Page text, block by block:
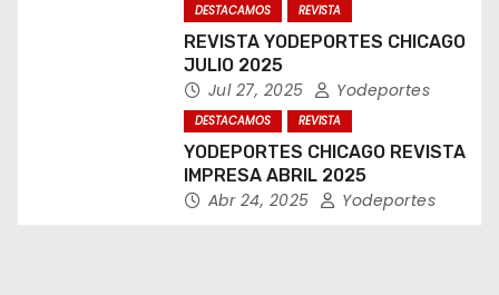
DESTACAMOS REVISTA
REVISTA YODEPORTES CHICAGO
JULIO 2025
Jul 27, 2025 Yodeportes
DESTACAMOS REVISTA
YODEPORTES CHICAGO REVISTA
IMPRESA ABRIL 2025
Abr 24, 2025 Yodeportes